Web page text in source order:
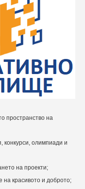
пространство на
конкурси, олимпиади и
на проекти;
на красивото и доброто;